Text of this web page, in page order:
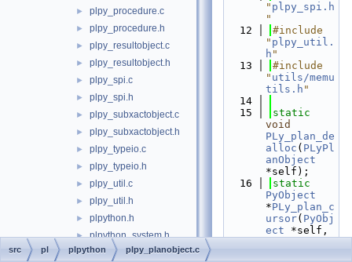
► plpy_procedure.c
► plpy_procedure.h
► plpy_resultobject.c
► plpy_resultobject.h
► plpy_spi.c
► plpy_spi.h
► plpy_subxactobject.c
► plpy_subxactobject.h
► plpy_typeio.c
► plpy_typeio.h
► plpy_util.c
► plpy_util.h
► plpython.h
► plpython_system.h
► tcl
" plpy_spi.h
"
   12
#include
" plpy_util.
h "
   13
#include
" utils/memu
tils.h "
   14
   15
static
void
PLy_plan_de
alloc ( PLyPl
anObject
*self);
   16
static
PyObject
*PLy_plan_c
ursor( PyObj
ect
src pl plpython plpy_planobject.c